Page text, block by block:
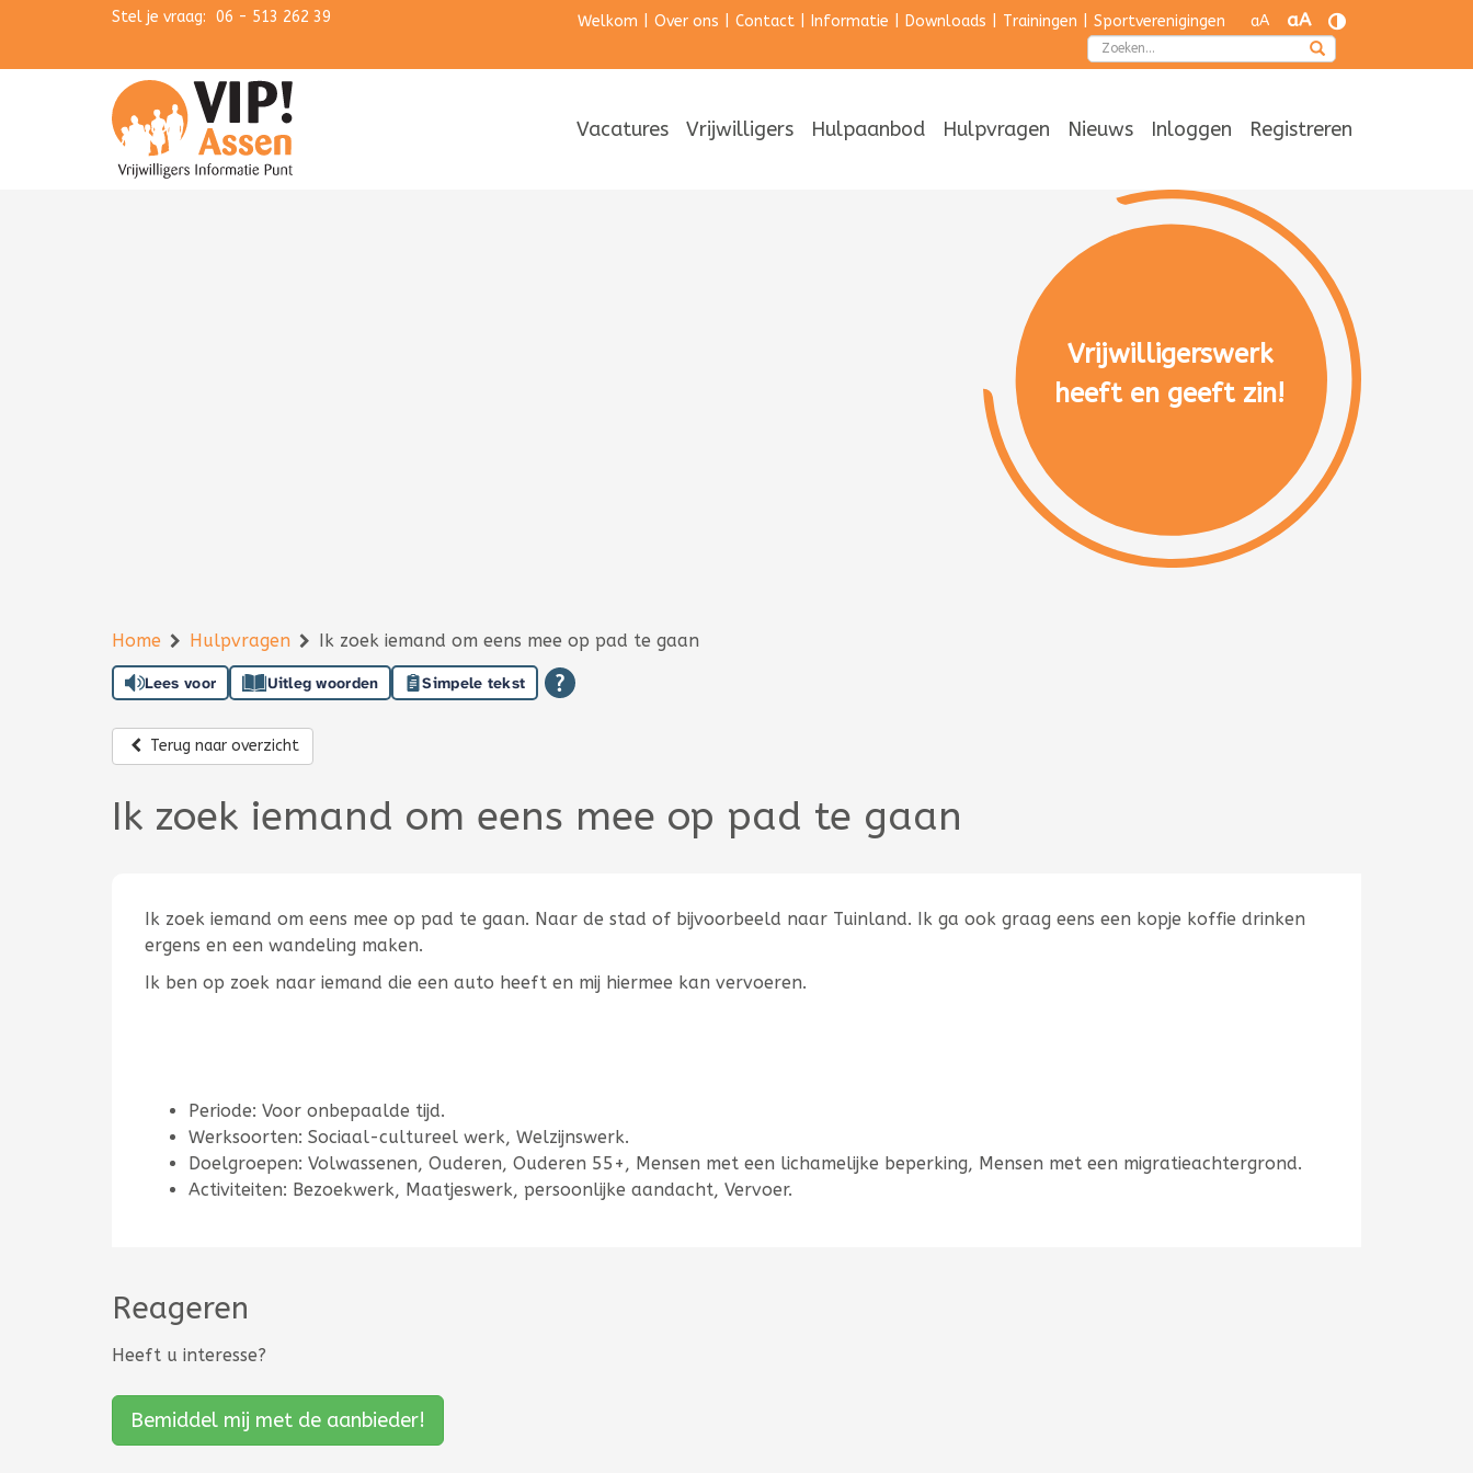
Navigatie overslaan
Stel je vraag: 06 - 513 262 39 Welkom Over ons Contact Informatie Downloads Trainingen Sportverenigingen aA aA
Zoeken
Vacatures Vrijwilligers Hulpaanbod Hulpvragen Nieuws Inloggen Registreren
Vrijwilligerswerk
heeft en geeft zin!
Home Hulpvragen Ik zoek iemand om eens mee op pad te gaan
Lees voor Uitleg woorden Simpele tekst
Terug naar overzicht
Ik zoek iemand om eens mee op pad te gaan
Ik zoek iemand om eens mee op pad te gaan. Naar de stad of bijvoorbeeld naar Tuinland. Ik ga ook graag eens een kopje koffie drinken
ergens en een wandeling maken.
Ik ben op zoek naar iemand die een auto heeft en mij hiermee kan vervoeren.
Periode: Voor onbepaalde tijd.
Werksoorten: Sociaal-cultureel werk, Welzijnswerk.
Doelgroepen: Volwassenen, Ouderen, Ouderen 55+, Mensen met een lichamelijke beperking, Mensen met een migratieachtergrond.
Activiteiten: Bezoekwerk, Maatjeswerk, persoonlijke aandacht, Vervoer.
Reageren
Heeft u interesse?
Bemiddel mij met de aanbieder!